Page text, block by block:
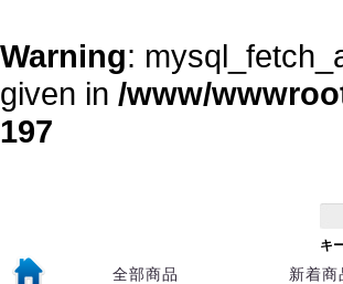
Warning:
given in /www/
197
キ
全部商品 新着商